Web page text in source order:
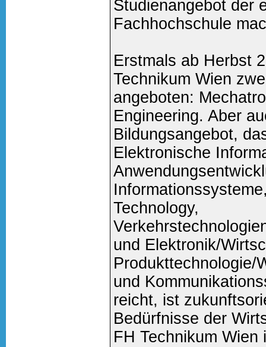
Studienangebot der
Fachhochschule
Erstmals ab Herbst
Technikum Wien
angeboten:
Engineering. Aber
Bildungsangebot,
Elektronische
Technology,
und Elektronik/
Produkttechnologie/
und
reicht, ist
Bedürfnisse der
FH Technikum